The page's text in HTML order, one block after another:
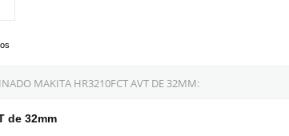
MAKITA HR3210FCT AVT DE 32MM:
de 32mm